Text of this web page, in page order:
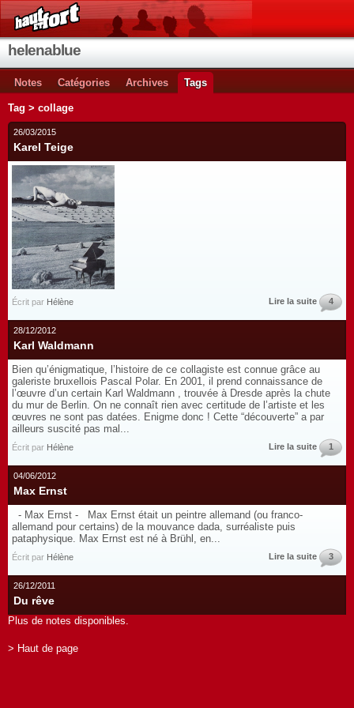
helenablue
Notes Catégories Archives Tags
Tag > collage
26/03/2015
Karel Teige
Écrit par Hélène Lire la suite 4
28/12/2012
Karl Waldmann
Bien qu’énigmatique, l’histoire de ce collagiste est connue grâce au
galeriste bruxellois Pascal Polar. En 2001, il prend connaissance de
l’œuvre d’un certain Karl Waldmann , trouvée à Dresde après la chute
du mur de Berlin. On ne connaît rien avec certitude de l’artiste et les
œuvres ne sont pas datées. Enigme donc ! Cette “découverte” a par
ailleurs suscité pas mal...
Écrit par Hélène Lire la suite 1
04/06/2012
Max Ernst
- Max Ernst - Max Ernst était un peintre allemand (ou franco-
allemand pour certains) de la mouvance dada, surréaliste puis
pataphysique. Max Ernst est né à Brühl, en...
Écrit par Hélène Lire la suite 3
26/12/2011
Du rêve
Plus de notes disponibles.
> Haut de page